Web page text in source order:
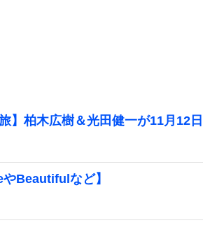
】柏木広樹＆光田健一が11月12
Beautifulなど】